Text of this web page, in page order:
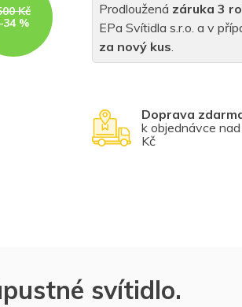
Kč
%
Doprava
k objednávce
Kč
Prodloužená záruka 3
EPa Svítidla s.r.o. a v
za nový kus.
svítidlo.